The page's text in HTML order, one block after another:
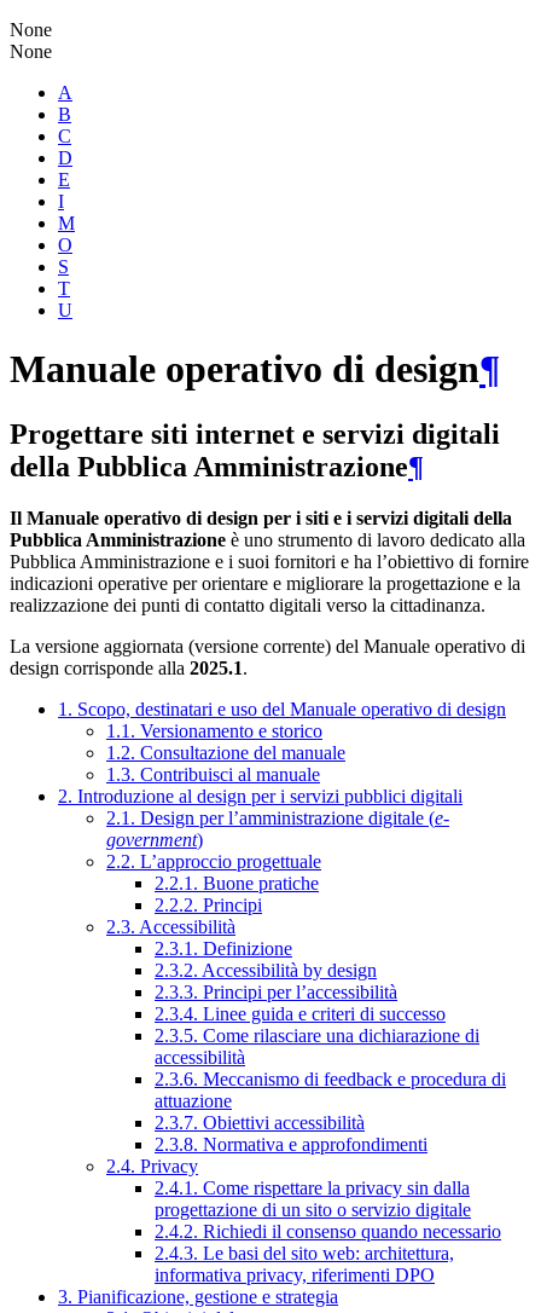
None
None
A
B
C
D
E
I
M
O
S
T
U
Manuale operativo di design¶
Progettare siti internet e servizi digitali
della Pubblica Amministrazione¶
Il Manuale operativo di design per i siti e i servizi digitali della
Pubblica Amministrazione è uno strumento di lavoro dedicato alla
Pubblica Amministrazione e i suoi fornitori e ha l’obiettivo di fornire
indicazioni operative per orientare e migliorare la progettazione e la
realizzazione dei punti di contatto digitali verso la cittadinanza.
La versione aggiornata (versione corrente) del Manuale operativo di
design corrisponde alla 2025.1.
1. Scopo, destinatari e uso del Manuale operativo di design
1.1. Versionamento e storico
1.2. Consultazione del manuale
1.3. Contribuisci al manuale
2. Introduzione al design per i servizi pubblici digitali
2.1. Design per l’amministrazione digitale (e-
government)
2.2. L’approccio progettuale
2.2.1. Buone pratiche
2.2.2. Principi
2.3. Accessibilità
2.3.1. Definizione
2.3.2. Accessibilità by design
2.3.3. Principi per l’accessibilità
2.3.4. Linee guida e criteri di successo
2.3.5. Come rilasciare una dichiarazione di
accessibilità
2.3.6. Meccanismo di feedback e procedura di
attuazione
2.3.7. Obiettivi accessibilità
2.3.8. Normativa e approfondimenti
2.4. Privacy
2.4.1. Come rispettare la privacy sin dalla
progettazione di un sito o servizio digitale
2.4.2. Richiedi il consenso quando necessario
2.4.3. Le basi del sito web: architettura,
informativa privacy, riferimenti DPO
3. Pianificazione, gestione e strategia